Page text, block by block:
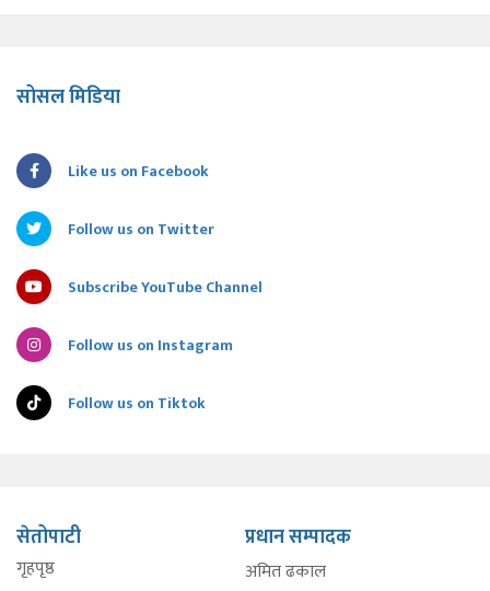
सोसल मिडिया
Like us on Facebook
Follow us on Twitter
Subscribe YouTube Channel
Follow us on Instagram
Follow us on Tiktok
सेतोपाटी
गृहपृष्ठ
प्रधान सम्पादक
अमित ढकाल